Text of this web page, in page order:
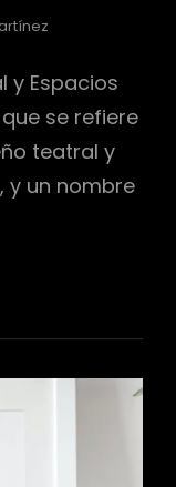
y Espacios
se refiere
teatral y
y un nombre